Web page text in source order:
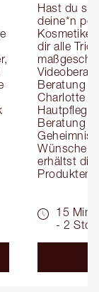
Hast du
deine*n
dir alle
Beratung
Charlotte
Beratung
Wünsche
erhältst die
15 Min.
- 2 Std.